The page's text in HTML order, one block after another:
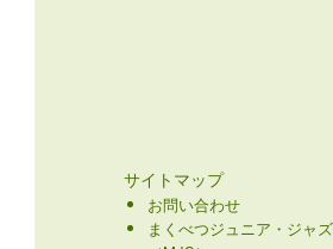
サイトマップ
お問い合わせ
まくべつジュニア・ジャ